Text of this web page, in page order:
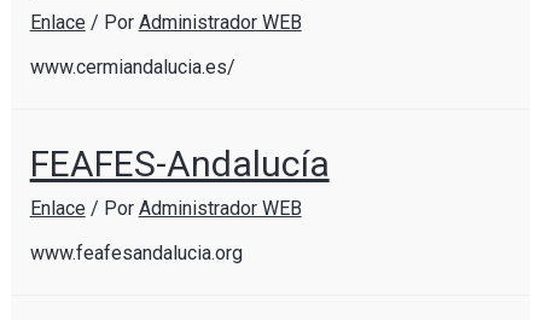
Enlace/ Por Administrador WEB
www.cermiandalucia.es/
FEAFES-Andalucía
Enlace/ Por Administrador WEB
www.feafesandalucia.org